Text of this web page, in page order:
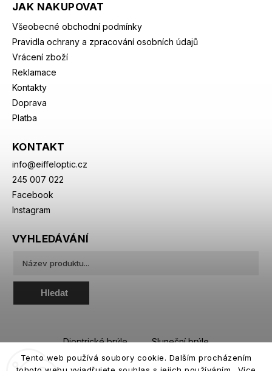
Tento web používá soubory cookie. Dalším procházením
JAK NAKUPOVAT
Všeobecné obchodní podmínky
Pravidla ochrany a zpracování osobních údajů
Vrácení zboží
Reklamace
Kontakty
Doprava
Platba
KONTAKT
info@eiffeloptic.cz
245 007 022
Facebook
Instagram
VYHLEDÁVÁNÍ
Hledat
Dioptrické brýle
Sluneční brýle
Sportovní brýle
Kontaktní čočky